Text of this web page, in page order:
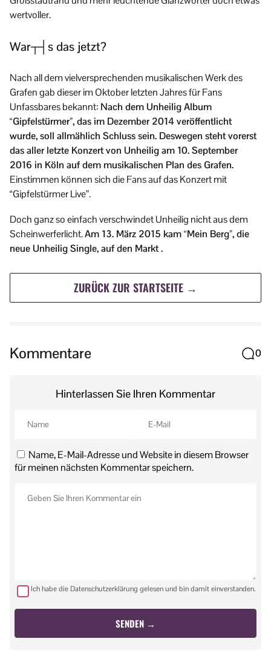
wertvoller.
War┬┤s das jetzt?
Nach all dem vielversprechenden musikalischen Werk des
Grafen gab dieser im Oktober letzten Jahres für Fans
Unfassbares bekannt: Nach dem Unheilig Album
“Gipfelstürmer”, das im Dezember 2014 veröffentlicht
wurde, soll allmählich Schluss sein. Deswegen steht vorerst
das aller letzte Konzert von Unheilig am 10. September
2016 in Köln auf dem musikalischen Plan des Grafen.
Einstimmen können sich die Fans auf das Konzert mit
“Gipfelstürmer Live”.
Doch ganz so einfach verschwindet Unheilig nicht aus dem
Scheinwerferlicht.Am 13. März 2015 kam “Mein Berg”, die
neue Unheilig Single, auf den Markt .
ZURÜCK ZUR STARTSEITE →
Kommentare 0
Hinterlassen Sie Ihren Kommentar
Name, E-Mail-Adresse und Website in diesem Browser
für meinen nächsten Kommentar speichern.
Ich habe die Datenschutzerklärung gelesen und bin damit einverstanden.